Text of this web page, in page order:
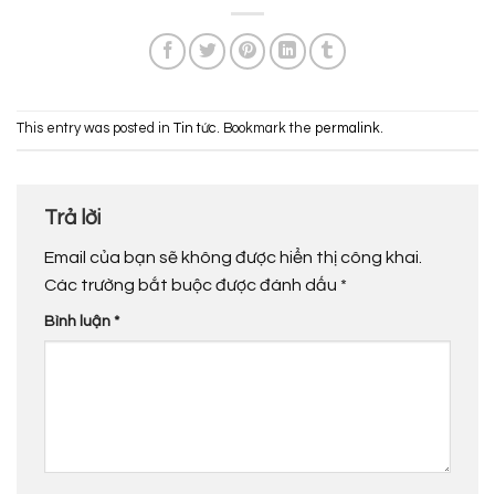
This entry was posted in Tin tức. Bookmark the permalink.
Trả lời
Email của bạn sẽ không được hiển thị công khai.
Các trường bắt buộc được đánh dấu *
Bình luận *